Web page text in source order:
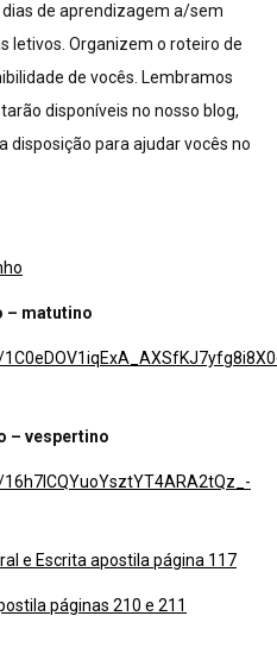
de aprendizagem a/sem
letivos. Organizem o roteiro de
de vocês. Lembramos
disponíveis no nosso blog,
disposição para ajudar vocês no
– matutino
– vespertino
e Escrita apostila página 117
páginas 210 e 211